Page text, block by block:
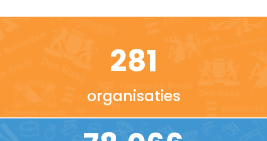
281
organisaties